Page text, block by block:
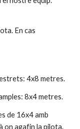
En cas
4x8 metres.
8x4 metres.
de 16x4 amb
on agafin la pilota.